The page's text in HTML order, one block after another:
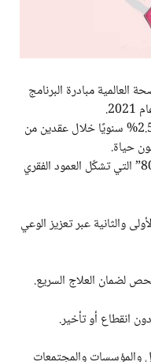
مبادرة البرنامج
تهدف المبادرة إلى خفض الوفيات بنسبة 2.5% سنويًا خلال عقدين من
تعتمد الخطة على استراتيجية “60-60-80” التي تشكّل العمود الفقري
والثانية عبر تعزيز الوعي